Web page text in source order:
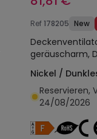
Ref178205 New
geräuscharm,
Nickel /
Reservieren,
24/08/2026